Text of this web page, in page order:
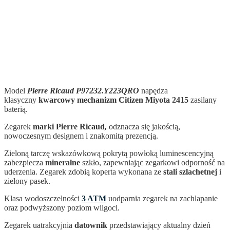
Model Pierre Ricaud P97232.Y223QRO napędza
klasyczny kwarcowy mechanizm Citizen Miyota 2415 zasilany
baterią.
Zegarek marki Pierre Ricaud, odznacza się jakością,
nowoczesnym designem i znakomitą prezencją.
Zieloną tarczę wskazówkową pokrytą powłoką luminescencyjną
zabezpiecza mineralne szkło, zapewniając zegarkowi odporność na
uderzenia. Zegarek zdobią koperta wykonana ze stali szlachetnej i
zielony pasek.
Klasa wodoszczelności 3 ATM uodparnia zegarek na zachlapanie
oraz podwyższony poziom wilgoci.
Zegarek uatrakcyjnia datownik przedstawiający aktualny dzień